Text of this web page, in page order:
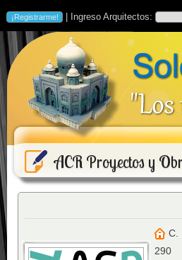
| Ingreso Arquitectos:
ACR Proyectos y
C.
290